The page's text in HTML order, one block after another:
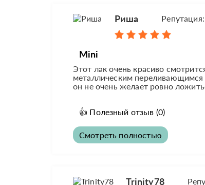
Риша
Mini
Этот лак очень красиво
металлическим переливающимся
он не очень желает ровно
👍 Полезный отзыв (0)
Смотреть полностью
Trinity78